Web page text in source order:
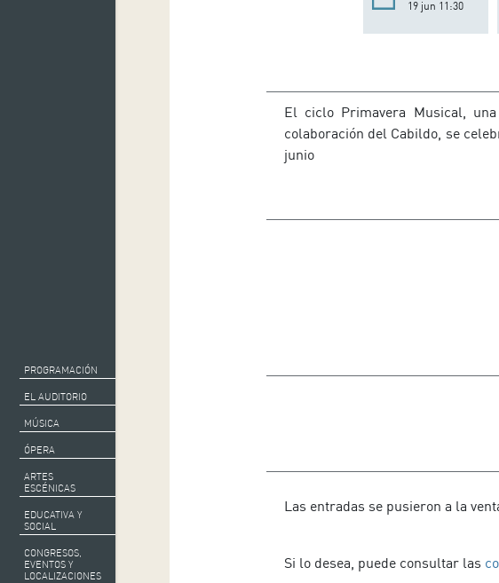
PROGRAMACIÓN
EL AUDITORIO
MÚSICA
ÓPERA
ARTES
ESCÉNICAS
EDUCATIVA Y
SOCIAL
CONGRESOS,
EVENTOS Y
LOCALIZACIONES
19 jun 11:30
El ciclo Primavera Musical,
colaboración del Cabildo, se
junio
Las entradas se pusieron a la
Si lo desea, puede consultar las